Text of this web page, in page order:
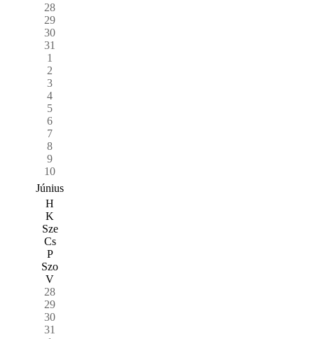
28
29
30
31
1
2
3
4
5
6
7
8
9
10
Június
H
K
Sze
Cs
P
Szo
V
28
29
30
31